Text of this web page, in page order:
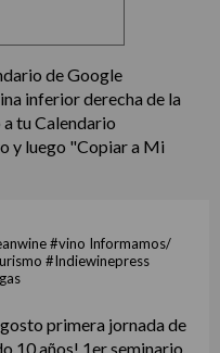
de Google
inferior derecha de la
tu Calendario
y luego "Copiar a Mi
#vino Informamos/
#Indiewinepress